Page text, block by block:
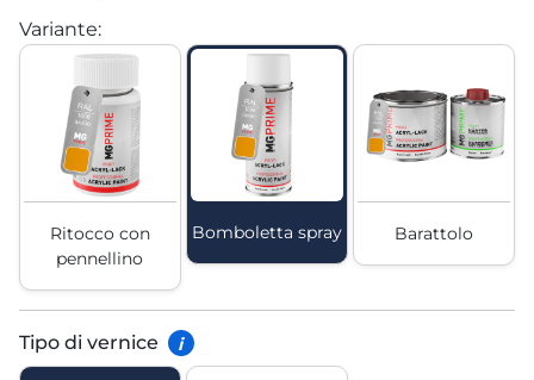
Variante:
Ritocco con
pennellino
Bomboletta spray Barattolo
Tipo di vernice i